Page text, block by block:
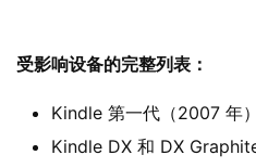
n
受影响设备的完整列表：
Kindle 第一代（2007 年）
Kindle DX 和 DX